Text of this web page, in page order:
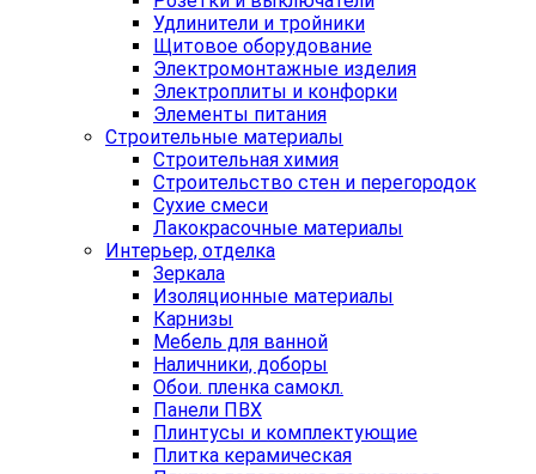
Удлинители и тройники
Щитовое оборудование
Электромонтажные изделия
Электроплиты и конфорки
Элементы питания
Строительные материалы
Строительная химия
Строительство стен и перегородок
Сухие смеси
Лакокрасочные материалы
Интерьер, отделка
Зеркала
Изоляционные материалы
Карнизы
Мебель для ванной
Наличники, доборы
Обои. пленка самокл.
Панели ПВХ
Плинтусы и комплектующие
Плитка керамическая